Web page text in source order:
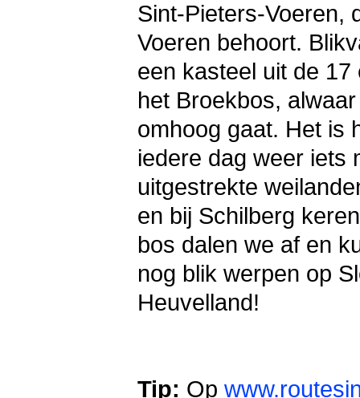
Sint-Pieters-Voeren,
Voeren behoort.
een kasteel uit de
het Broekbos,
omhoog gaat. Het is
iedere dag weer iets
uitgestrekte
en bij Schilberg
bos dalen we af en
nog blik werpen op
Heuvelland!
Tip: Op